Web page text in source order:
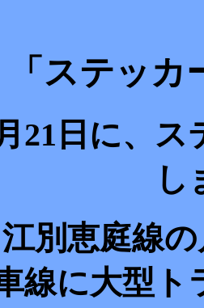
「ステッカ
21日に、
し
別恵庭線
線に大型ト